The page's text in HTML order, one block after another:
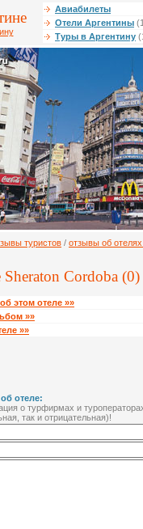
Авиабилеты
Отели Аргентины
Туры в Аргентину
туристов / отзывы об
Cordoba (0)
этом отеле »»
»»
»»
отеле:
о турфирмах и
так и отрицательная)!